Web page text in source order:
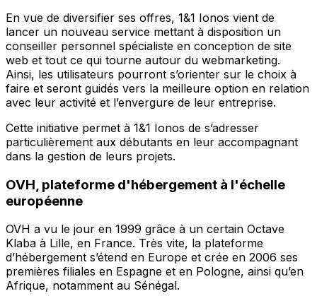
En vue de diversifier ses offres, 1&1 Ionos vient de
lancer un nouveau service mettant à disposition un
conseiller personnel spécialiste en conception de site
web et tout ce qui tourne autour du webmarketing.
Ainsi, les utilisateurs pourront s’orienter sur le choix à
faire et seront guidés vers la meilleure option en relation
avec leur activité et l’envergure de leur entreprise.
Cette initiative permet à 1&1 Ionos de s’adresser
particulièrement aux débutants en leur accompagnant
dans la gestion de leurs projets.
OVH, plateforme d'hébergement à l'échelle
européenne
OVH a vu le jour en 1999 grâce à un certain Octave
Klaba à Lille, en France. Très vite, la plateforme
d’hébergement s’étend en Europe et crée en 2006 ses
premières filiales en Espagne et en Pologne, ainsi qu’en
Afrique, notamment au Sénégal.